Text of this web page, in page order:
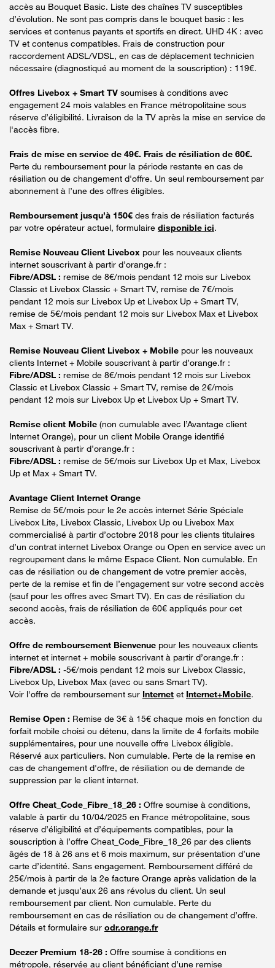
accès au Bouquet Basic. Liste des chaînes TV susceptibles
d’évolution. Ne sont pas compris dans le bouquet basic : les
services et contenus payants et sportifs en direct. UHD 4K : avec
TV et contenus compatibles. Frais de construction pour
raccordement ADSL/VDSL, en cas de déplacement technicien
nécessaire (diagnostiqué au moment de la souscription) : 119€.
Offres Livebox + Smart TV soumises à conditions avec
engagement 24 mois valables en France métropolitaine sous
réserve d’éligibilité. Livraison de la TV après la mise en service de
l'accès fibre.
Frais de mise en service de 49€. Frais de résiliation de 60€.
Perte du remboursement pour la période restante en cas de
résiliation ou de changement d'offre. Un seul remboursement par
abonnement à l’une des offres éligibles.
Remboursement jusqu’à 150€ des frais de résiliation facturés
par votre opérateur actuel, formulaire disponible ici.
Remise Nouveau Client Livebox pour les nouveaux clients
internet souscrivant à partir d’orange.fr :
Fibre/ADSL : remise de 8€/mois pendant 12 mois sur Livebox
Classic et Livebox Classic + Smart TV, remise de 7€/mois
pendant 12 mois sur Livebox Up et Livebox Up + Smart TV,
remise de 5€/mois pendant 12 mois sur Livebox Max et Livebox
Max + Smart TV.
Remise Nouveau Client Livebox + Mobile pour les nouveaux
clients Internet + Mobile souscrivant à partir d’orange.fr :
Fibre/ADSL : remise de 8€/mois pendant 12 mois sur Livebox
Classic et Livebox Classic + Smart TV, remise de 2€/mois
pendant 12 mois sur Livebox Up et Livebox Up + Smart TV.
Remise client Mobile (non cumulable avec l’Avantage client
Internet Orange), pour un client Mobile Orange identifié
souscrivant à partir d’orange.fr :
Fibre/ADSL : remise de 5€/mois sur Livebox Up et Max, Livebox
Up et Max + Smart TV.
Avantage Client Internet Orange
Remise de 5€/mois pour le 2e accès internet Série Spéciale
Livebox Lite, Livebox Classic, Livebox Up ou Livebox Max
commercialisé à partir d’octobre 2018 pour les clients titulaires
d’un contrat internet Livebox Orange ou Open en service avec un
regroupement dans le même Espace Client. Non cumulable. En
cas de résiliation ou de changement de votre premier accès,
perte de la remise et fin de l’engagement sur votre second accès
(sauf pour les offres avec Smart TV). En cas de résiliation du
second accès, frais de résiliation de 60€ appliqués pour cet
accès.
Offre de remboursement Bienvenue pour les nouveaux clients
internet et internet + mobile souscrivant à partir d’orange.fr :
Fibre/ADSL : -5€/mois pendant 12 mois sur Livebox Classic,
Livebox Up, Livebox Max (avec ou sans Smart TV).
Voir l'offre de remboursement sur Internet et Internet+Mobile.
Remise Open : Remise de 3€ à 15€ chaque mois en fonction du
forfait mobile choisi ou détenu, dans la limite de 4 forfaits mobile
supplémentaires, pour une nouvelle offre Livebox éligible.
Réservé aux particuliers. Non cumulable. Perte de la remise en
cas de changement d'offre, de résiliation ou de demande de
suppression par le client internet.
Offre Cheat_Code_Fibre_18_26 : Offre soumise à conditions,
valable à partir du 10/04/2025 en France métropolitaine, sous
réserve d’éligibilité et d’équipements compatibles, pour la
souscription à l’offre Cheat_Code_Fibre_18_26 par des clients
âgés de 18 à 26 ans et 6 mois maximum, sur présentation d’une
carte d’identité. Sans engagement. Remboursement différé de
25€/mois à partir de la 2e facture Orange après validation de la
demande et jusqu’aux 26 ans révolus du client. Un seul
remboursement par client. Non cumulable. Perte du
remboursement en cas de résiliation ou de changement d’offre.
Détails et formulaire sur odr.orange.fr
Deezer Premium 18-26 : Offre soumise à conditions en
métropole, réservée au client bénéficiant d’une remise